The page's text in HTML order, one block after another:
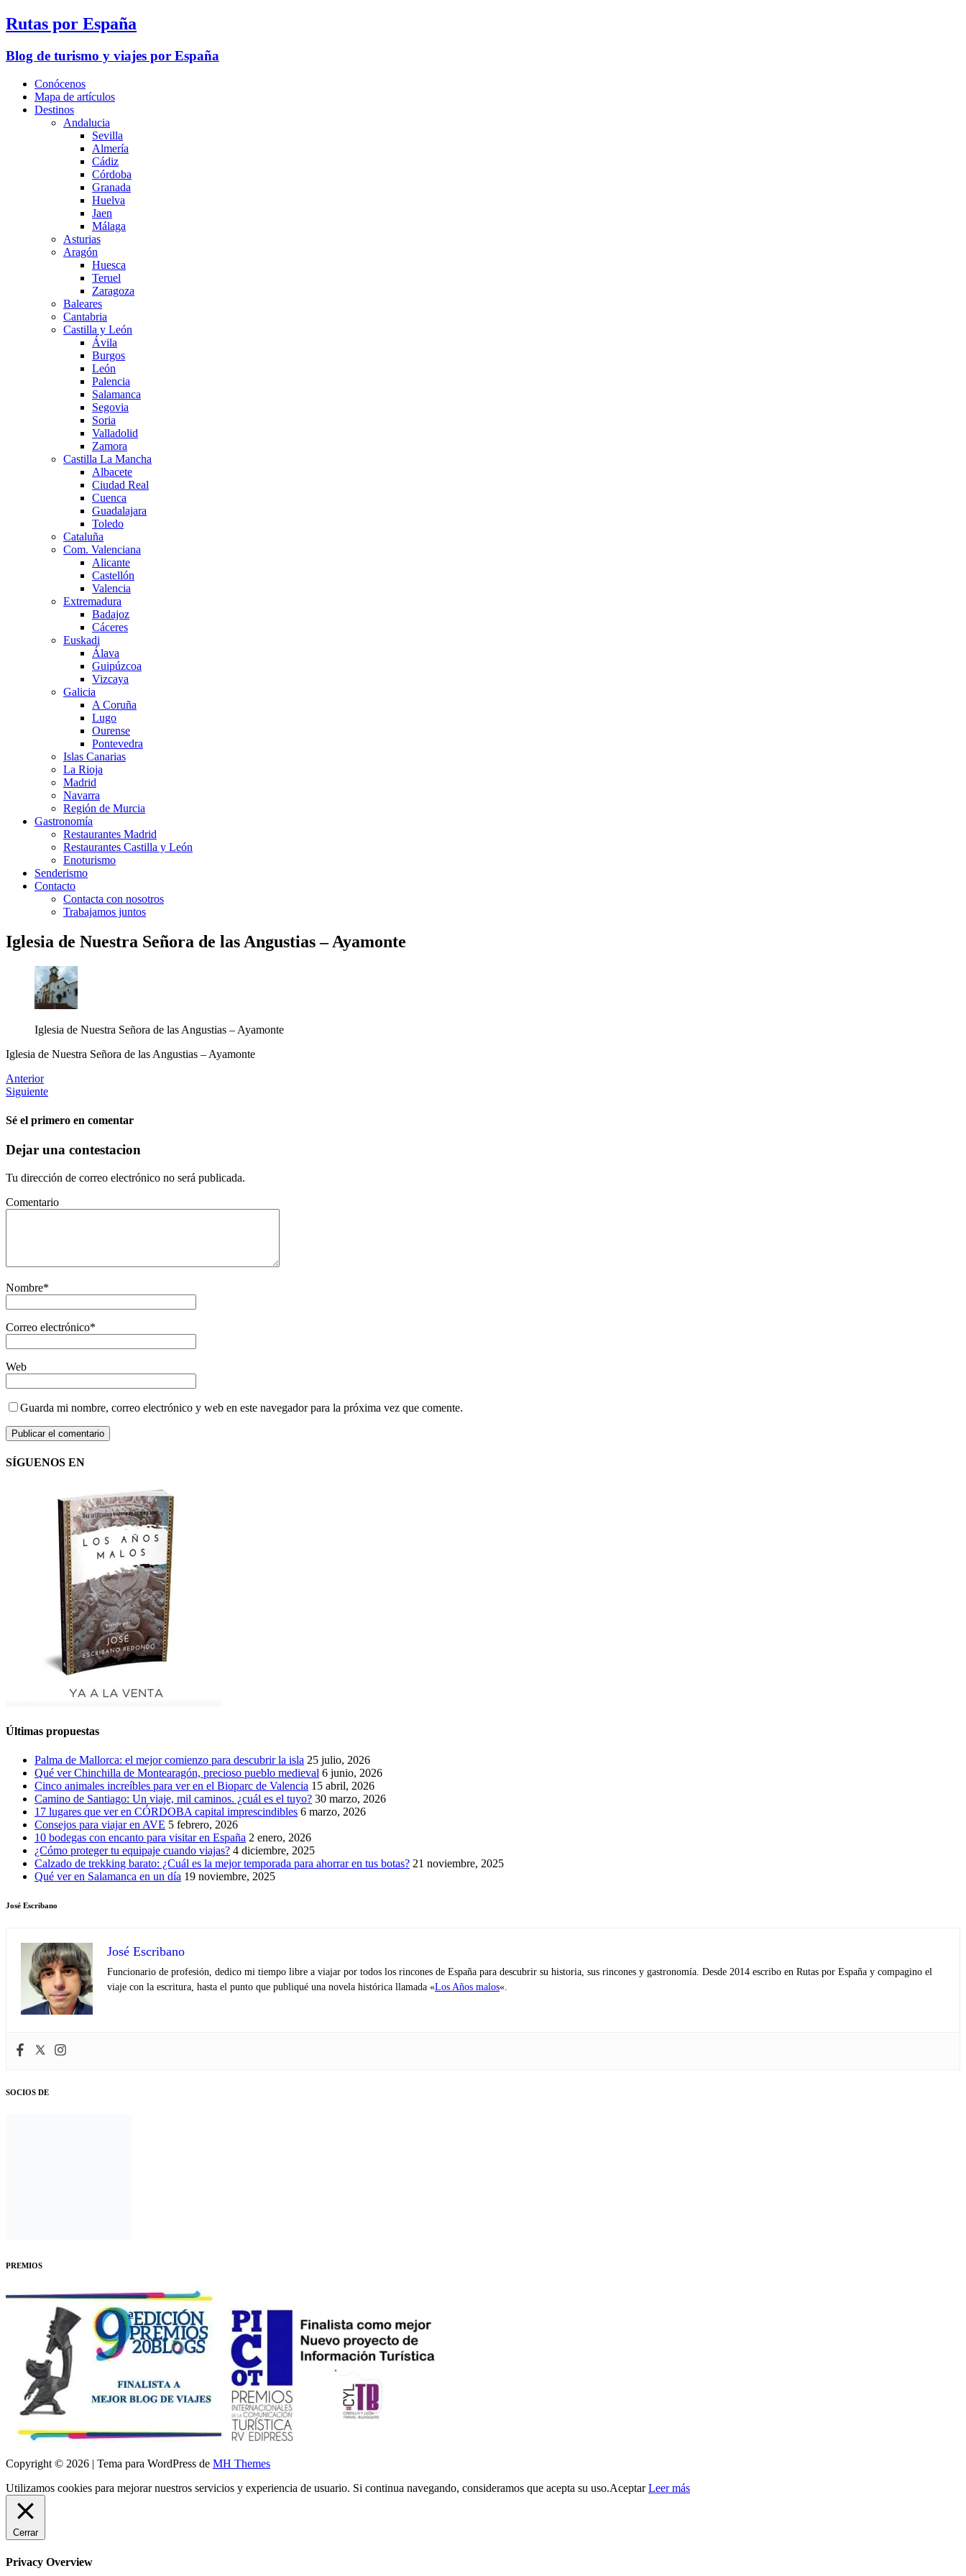
Rutas por España
Blog de turismo y viajes por España
Conócenos
Mapa de artículos
Destinos
Andalucia
Sevilla
Almería
Cádiz
Córdoba
Granada
Huelva
Jaen
Málaga
Asturias
Aragón
Huesca
Teruel
Zaragoza
Baleares
Cantabria
Castilla y León
Ávila
Burgos
León
Palencia
Salamanca
Segovia
Soria
Valladolid
Zamora
Castilla La Mancha
Albacete
Ciudad Real
Cuenca
Guadalajara
Toledo
Cataluña
Com. Valenciana
Alicante
Castellón
Valencia
Extremadura
Badajoz
Cáceres
Euskadi
Álava
Guipúzcoa
Vizcaya
Galicia
A Coruña
Lugo
Ourense
Pontevedra
Islas Canarias
La Rioja
Madrid
Navarra
Región de Murcia
Gastronomía
Restaurantes Madrid
Restaurantes Castilla y León
Enoturismo
Senderismo
Contacto
Contacta con nosotros
Trabajamos juntos
Iglesia de Nuestra Señora de las Angustias – Ayamonte
Iglesia de Nuestra Señora de las Angustias – Ayamonte
Iglesia de Nuestra Señora de las Angustias – Ayamonte
Anterior
Siguiente
Sé el primero en comentar
Dejar una contestacion
Tu dirección de correo electrónico no será publicada.
Comentario
Nombre*
Correo electrónico*
Web
Guarda mi nombre, correo electrónico y web en este navegador para la próxima vez que comente.
SÍGUENOS EN
Últimas propuestas
Palma de Mallorca: el mejor comienzo para descubrir la isla 25 julio, 2026
Qué ver Chinchilla de Montearagón, precioso pueblo medieval 6 junio, 2026
Cinco animales increíbles para ver en el Bioparc de Valencia 15 abril, 2026
Camino de Santiago: Un viaje, mil caminos. ¿cuál es el tuyo? 30 marzo, 2026
17 lugares que ver en CÓRDOBA capital imprescindibles 6 marzo, 2026
Consejos para viajar en AVE 5 febrero, 2026
10 bodegas con encanto para visitar en España 2 enero, 2026
¿Cómo proteger tu equipaje cuando viajas? 4 diciembre, 2025
Calzado de trekking barato: ¿Cuál es la mejor temporada para ahorrar en tus botas? 21 noviembre, 2025
Qué ver en Salamanca en un día 19 noviembre, 2025
José Escribano
José Escribano
Funcionario de profesión, dedico mi tiempo libre a viajar por todos los rincones de España para descubrir su historia, sus rincones y gastronomía. Desde 2014 escribo en Rutas por España y compagino el
viaje con la escritura, hasta el punto que publiqué una novela histórica llamada «Los Años malos«.
SOCIOS DE
PREMIOS
Copyright © 2026 | Tema para WordPress de MH Themes
Utilizamos cookies para mejorar nuestros servicios y experiencia de usuario. Si continua navegando, consideramos que acepta su uso.Aceptar Leer más
Cerrar
Privacy Overview